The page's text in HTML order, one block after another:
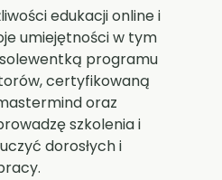
edukacji online i
umiejętności w tym
programu
certyfikowaną
oraz
szkolenia i
dorosłych i